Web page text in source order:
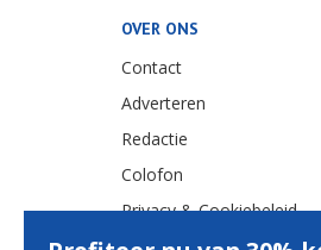
OVER ONS
Contact
Adverteren
Redactie
Colofon
Privacy & Cookiebeleid
Nieuwsscript